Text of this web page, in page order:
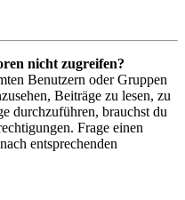
nicht zugreifen?
Benutzern oder Gruppen
Beiträge zu lesen, zu
durchzuführen, brauchst du
Frage einen
entsprechenden